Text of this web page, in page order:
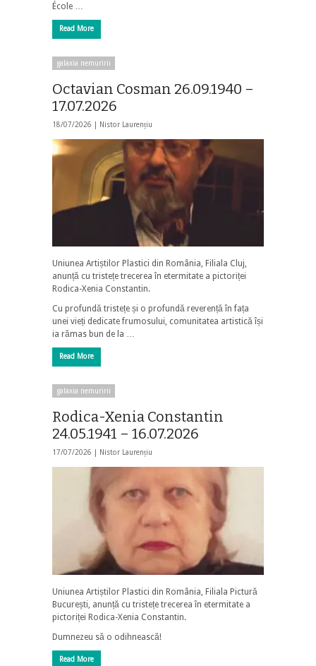
École …
Read More
galaxia nemuririi
Octavian Cosman 26.09.1940 –
17.07.2026
18/07/2026 | Nistor Laurențiu
Uniunea Artiștilor Plastici din România, Filiala Cluj,
anunță cu tristețe trecerea în etermitate a pictoriței
Rodica-Xenia Constantin.
Cu profundă tristețe și o profundă reverență în fața
unei vieți dedicate frumosului, comunitatea artistică își
ia rămas bun de la …
Read More
galaxia nemuririi
Rodica-Xenia Constantin
24.05.1941 – 16.07.2026
17/07/2026 | Nistor Laurențiu
Uniunea Artiștilor Plastici din România, Filiala Pictură
București, anunță cu tristețe trecerea în etermitate a
pictoriței Rodica-Xenia Constantin.
Dumnezeu să o odihnească!
Read More